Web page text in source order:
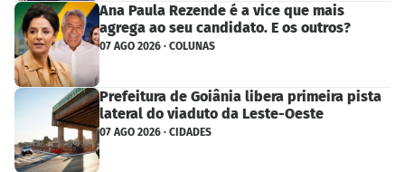
Ana Paula Rezende é a vice que mais
agrega ao seu candidato. E os outros?
07 AGO 2026 · COLUNAS
Prefeitura de Goiânia libera primeira pista
lateral do viaduto da Leste-Oeste
07 AGO 2026 · CIDADES